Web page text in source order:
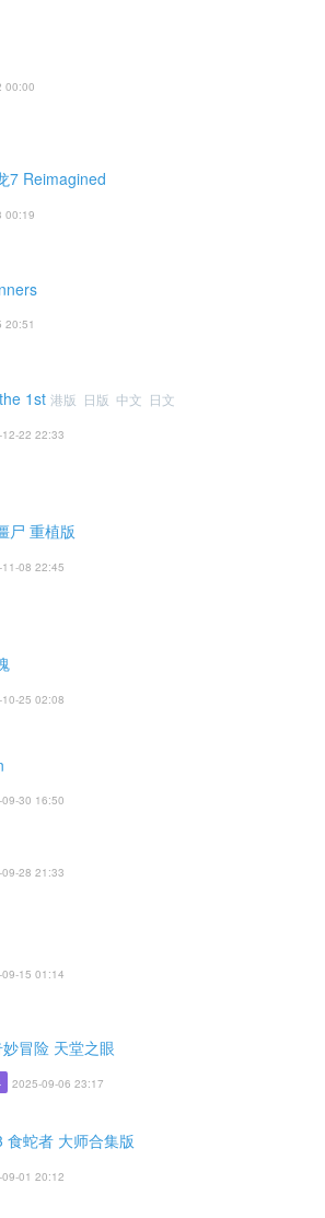
00:00
7 Reimagined
00:19
20:51
1st 港版 日版 中文 日文
22 22:33
尸 重植版
08 22:45
25 02:08
30 16:50
28 21:33
15 01:14
冒险 天堂之眼
2025-09-06 23:17
食蛇者 大师合集版
01 20:12